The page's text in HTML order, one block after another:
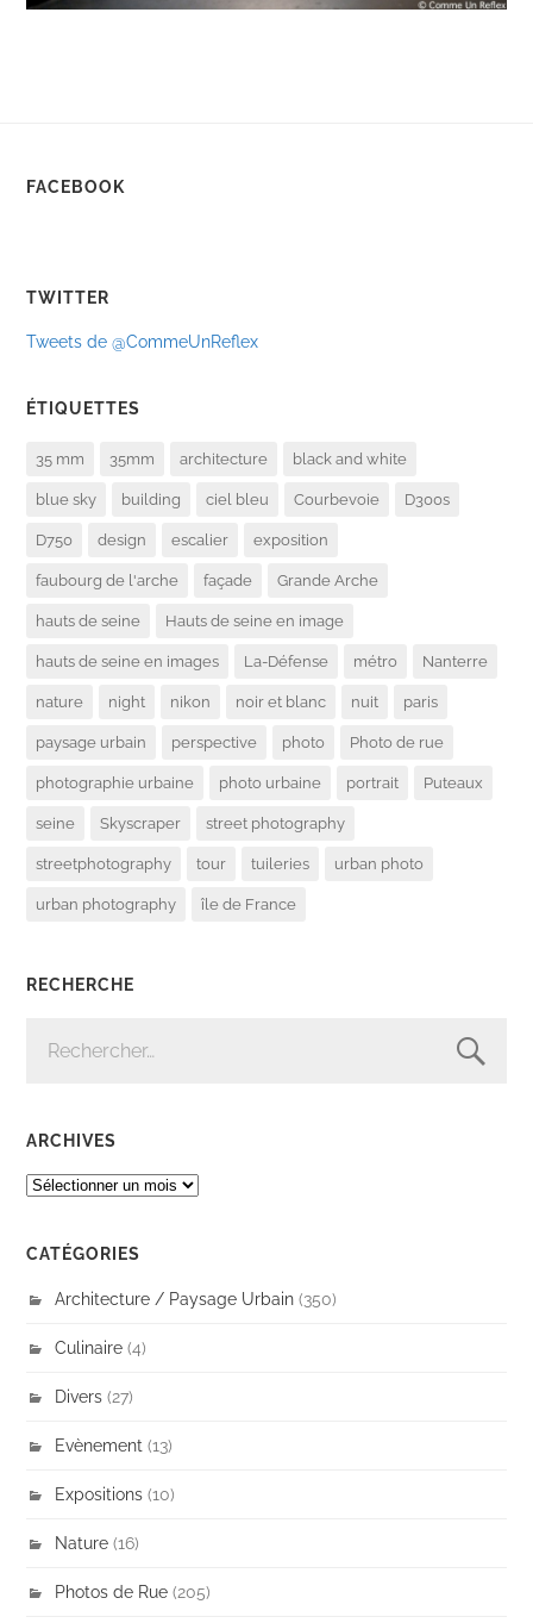
FACEBOOK
TWITTER
Tweets de @CommeUnReflex
ÉTIQUETTES
35 mm 35mm architecture black and white
blue sky building ciel bleu Courbevoie D300s
D750 design escalier exposition
faubourg de l'arche façade Grande Arche
hauts de seine Hauts de seine en image
hauts de seine en images La-Défense métro Nanterre
nature night nikon noir et blanc nuit paris
paysage urbain perspective photo Photo de rue
photographie urbaine photo urbaine portrait Puteaux
seine Skyscraper street photography
streetphotography tour tuileries urban photo
urban photography île de France
RECHERCHE
ARCHIVES
ARCHIVES
CATÉGORIES
Architecture / Paysage Urbain (350)
Culinaire (4)
Divers (27)
Evènement (13)
Expositions (10)
Nature (16)
Photos de Rue (205)